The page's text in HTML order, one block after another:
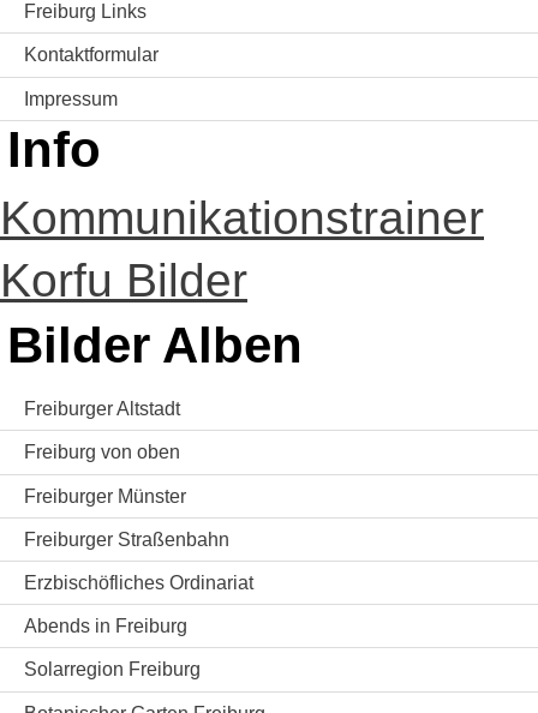
Freiburg Links
Kontaktformular
Impressum
Info
Kommunikationstrainer
Korfu Bilder
Bilder Alben
Freiburger Altstadt
Freiburg von oben
Freiburger Münster
Freiburger Straßenbahn
Erzbischöfliches Ordinariat
Abends in Freiburg
Solarregion Freiburg